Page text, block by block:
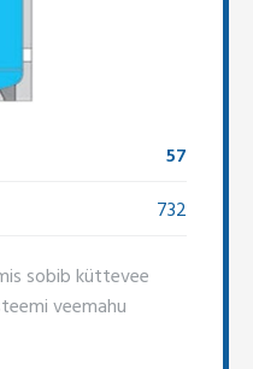
57
732
sobib küttevee
veemahu